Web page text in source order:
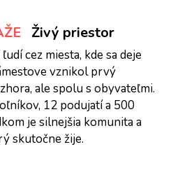
Živý priestor
cez miesta, kde sa deje
vznikol prvý
ale spolu s obyvateľmi.
12 podujatí a 500
je silnejšia komunita a
skutočne žije.